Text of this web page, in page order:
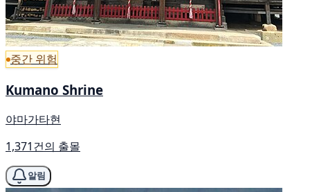
중간 위험
Kumano Shrine
야마가타현
1,371건의 출몰
알림